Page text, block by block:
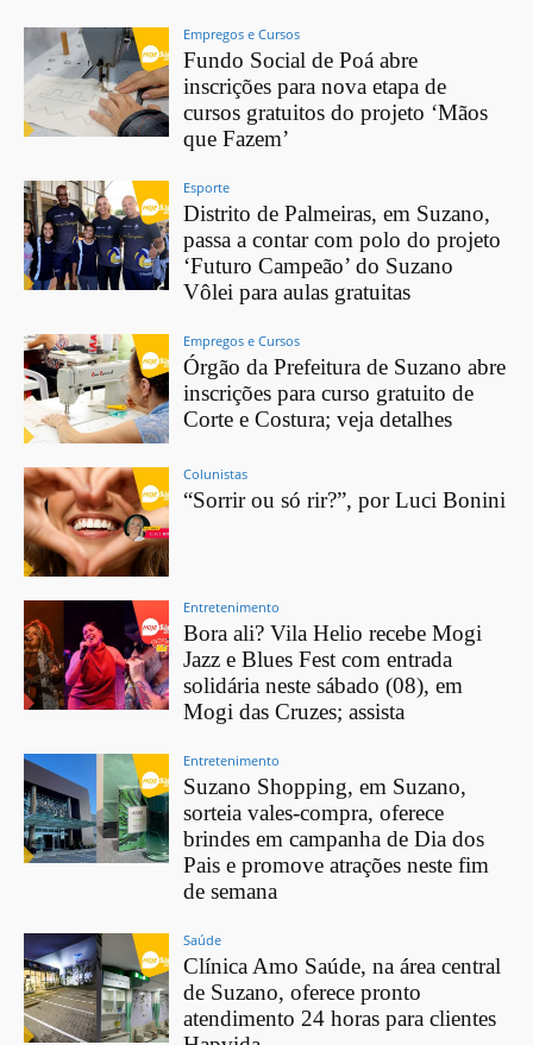
Empregos e Cursos
Fundo Social de Poá abre
inscrições para nova etapa de
cursos gratuitos do projeto ‘Mãos
que Fazem’
Esporte
Distrito de Palmeiras, em Suzano,
passa a contar com polo do projeto
‘Futuro Campeão’ do Suzano
Vôlei para aulas gratuitas
Empregos e Cursos
Órgão da Prefeitura de Suzano abre
inscrições para curso gratuito de
Corte e Costura; veja detalhes
Colunistas
“Sorrir ou só rir?”, por Luci Bonini
Entretenimento
Bora ali? Vila Helio recebe Mogi
Jazz e Blues Fest com entrada
solidária neste sábado (08), em
Mogi das Cruzes; assista
Entretenimento
Suzano Shopping, em Suzano,
sorteia vales-compra, oferece
brindes em campanha de Dia dos
Pais e promove atrações neste fim
de semana
Saúde
Clínica Amo Saúde, na área central
de Suzano, oferece pronto
atendimento 24 horas para clientes